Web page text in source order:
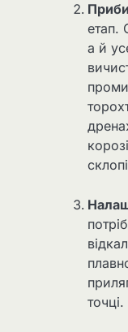
етап.
а й
точці.